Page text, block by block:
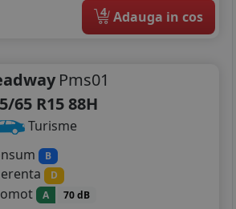
4 Adauga in cos
Pms01
65 R15 88H
Turisme
B
D
A 70 dB